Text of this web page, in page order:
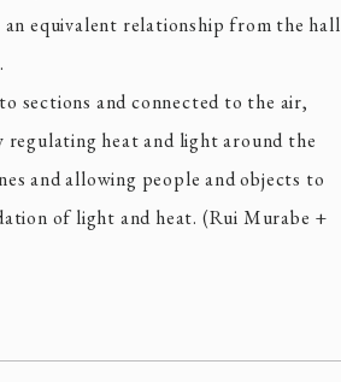
equivalent relationship from the hall
sections and connected to the air,
regulating heat and light around the
and allowing people and objects to
of light and heat. (Rui Murabe +